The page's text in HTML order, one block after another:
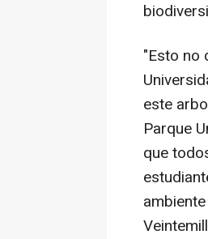
"Esto no
este
Parque
que